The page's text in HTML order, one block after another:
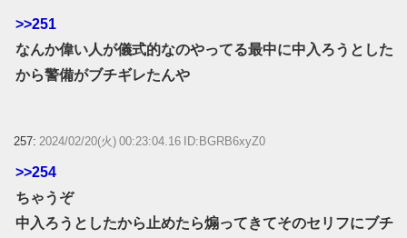
>>251
なんか偉い人が儀式的なのやってる最中に中入ろうとした
から警備がブチギレたんや
257: 2024/02/20(火) 00:23:04.16 ID:BGRB6xyZ0
>>254
ちゃうぞ
中入ろうとしたから止めたら煽ってきてそのセリフにブチ